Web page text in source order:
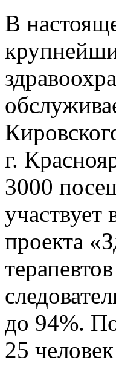
В
г.
3000
участвует
проекта
до 94%.
25